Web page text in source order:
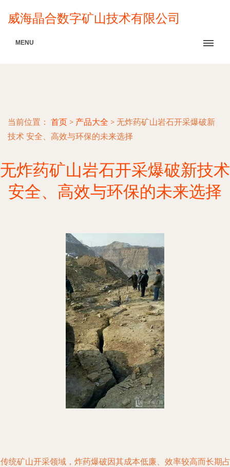
威海晶合数字矿山技术有限公司
MENU
当前位置： 首页 > 产品大全 > 无炸药矿山岩石开采爆破新
技术 安全、高效与环保的未来选择
无炸药矿山岩石开采爆破新技术
安全、高效与环保的未来选择
统矿山开采领域，炸药爆破因其成本低廉、效率较高而长期占